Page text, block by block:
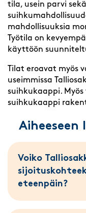
tila, usein parvi
mahdollisuuksia
Työtila on
käyttöön
Tilat eroavat myös
useimmissa
suihkukaappi.
suihkukaappi
Voiko
eteenpäin?